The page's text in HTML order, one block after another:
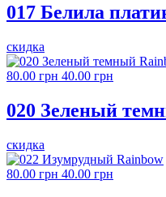
017 Белила
скидка
80.00 грн 40.00 грн
020 Зеленый
скидка
80.00 грн 40.00 грн